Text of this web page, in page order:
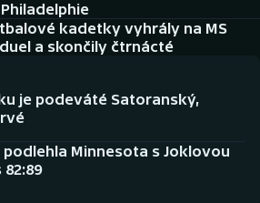
kadetky vyhrály na MS
a skončily čtrnácté
je podeváté Satoranský,
Minnesota s Joklovou